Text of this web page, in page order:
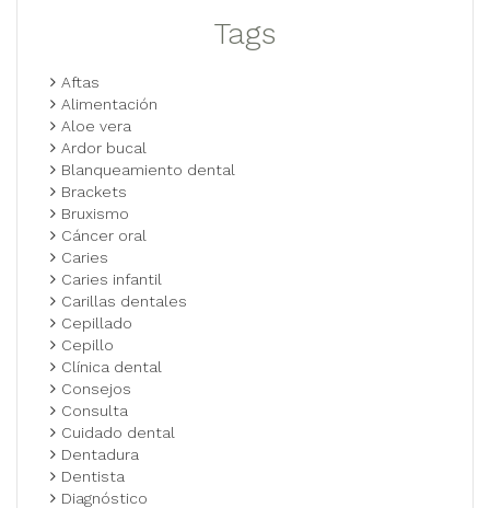
Tags
Aftas
Alimentación
Aloe vera
Ardor bucal
Blanqueamiento dental
Brackets
Bruxismo
Cáncer oral
Caries
Caries infantil
Carillas dentales
Cepillado
Cepillo
Clínica dental
Consejos
Consulta
Cuidado dental
Dentadura
Dentista
Diagnóstico